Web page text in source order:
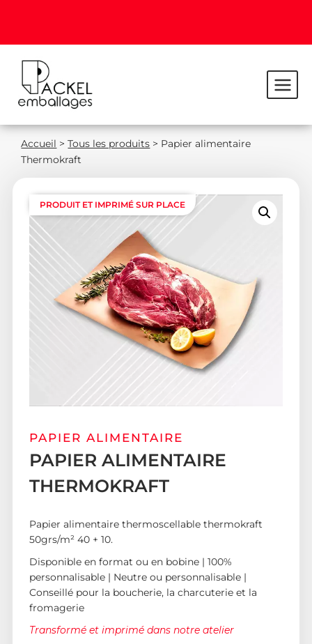
Accueil >Tous les produits > Papier alimentaire
Thermokraft
PRODUIT ET IMPRIMÉ SUR PLACE
PAPIER ALIMENTAIRE
PAPIER ALIMENTAIRE
THERMOKRAFT
Papier alimentaire thermoscellable thermokraft
50grs/m² 40 + 10.
Disponible en format ou en bobine | 100%
personnalisable | Neutre ou personnalisable |
Conseillé pour la boucherie, la charcuterie et la
fromagerie
Transformé et imprimé dans notre atelier